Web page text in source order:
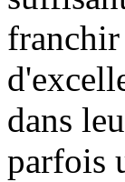
franchir
dans
parfois